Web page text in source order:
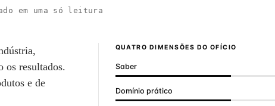
em uma só leitura
os resultados.
e de
QUATRO DIMENSÕES DO OFÍCIO
Saber
Domínio prático